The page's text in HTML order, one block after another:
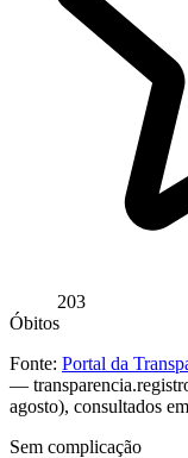
203
Óbitos
Fonte: Portal da
—
agosto), consultados
Sem complicação